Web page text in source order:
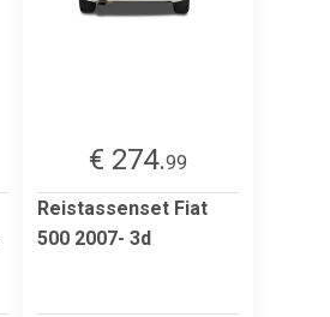
€ 274.99
Reistassenset Fiat
500 2007- 3d